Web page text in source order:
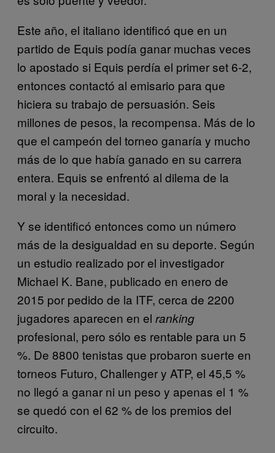
Este año, el italiano identificó que en un
partido de Equis podía ganar muchas veces
lo apostado si Equis perdía el primer set 6-2,
entonces contactó al emisario para que
hiciera su trabajo de persuasión. Seis
millones de pesos, la recompensa. Más de lo
que el campeón del torneo ganaría y mucho
más de lo que había ganado en su carrera
entera. Equis se enfrentó al dilema de la
moral y la necesidad.
Y se identificó entonces como un número
más de la desigualdad en su deporte. Según
un estudio realizado por el investigador
Michael K. Bane, publicado en enero de
2015 por pedido de la ITF, cerca de 2200
jugadores aparecen en el ranking
profesional, pero sólo es rentable para un 5
%. De 8800 tenistas que probaron suerte en
torneos Futuro, Challenger y ATP, el 45,5 %
no llegó a ganar ni un peso y apenas el 1 %
se quedó con el 62 % de los premios del
circuito.